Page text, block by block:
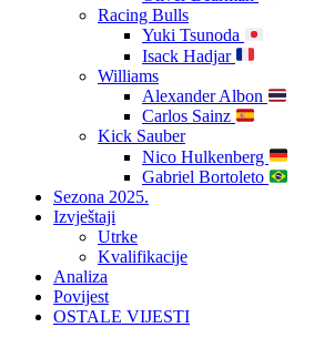
Racing Bulls
Yuki Tsunoda
Isack Hadjar
Williams
Alexander Albon
Carlos Sainz
Kick Sauber
Nico Hulkenberg
Gabriel Bortoleto
Sezona 2025.
Izvještaji
Utrke
Kvalifikacije
Analiza
Povijest
OSTALE VIJESTI